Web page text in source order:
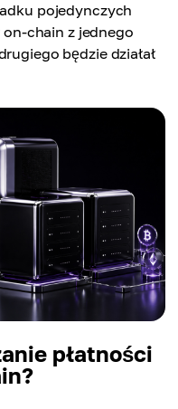
pojedynczych
chain z jednego
będzie działał
płatności